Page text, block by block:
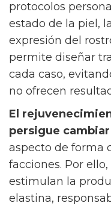
protocolos
estado de la piel,
expresión del
permite diseñar
cada caso,
no ofrecen
El
persigue
aspecto de forma
facciones. Por
estimulan la
elastina,